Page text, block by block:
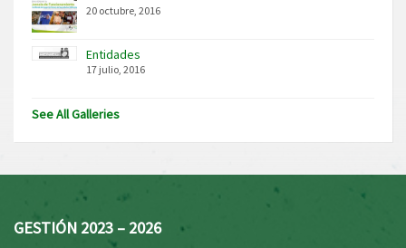
20 octubre, 2016
Entidades
17 julio, 2016
See All Galleries
GESTIÓN 2023 – 2026